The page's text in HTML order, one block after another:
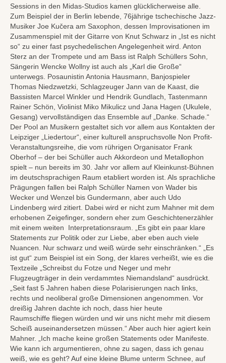
Sessions in den Midas-Studios kamen glücklicherweise alle.
Zum Beispiel der in Berlin lebende, 76jährige tschechische Jazz-
Musiker Joe Kučera am Saxophon, dessen Improvisationen im
Zusammenspiel mit der Gitarre von Knut Schwarz in „Ist es nicht
so“ zu einer fast psychedelischen Angelegenheit wird. Anton
Sterz an der Trompete und am Bass ist Ralph Schüllers Sohn,
Sängerin Wencke Wollny ist auch als „Karl die Große“
unterwegs. Posaunistin Antonia Hausmann, Banjospieler
Thomas Niedzwetzki, Schlagzeuger Jann van de Kaast, die
Bassisten Marcel Winkler und Hendrik Gundlach, Tastenmann
Rainer Schön, Violinist Miko Mikulicz und Jana Hagen (Ukulele,
Gesang) vervollständigen das Ensemble auf „Danke. Schade.“
Der Pool an Musikern gestaltet sich vor allem aus Kontakten der
Leipziger „Liedertour“, einer kulturell anspruchsvolle Non Profit-
Veranstaltungsreihe, die vom rührigen Organisator Frank
Oberhof – der bei Schüller auch Akkordeon und Metallophon
spielt – nun bereits im 30. Jahr vor allem auf Kleinkunst-Bühnen
im deutschsprachigen Raum etabliert worden ist. Als sprachliche
Prägungen fallen bei Ralph Schüller Namen von Wader bis
Wecker und Wenzel bis Gundermann, aber auch Udo
Lindenberg wird zitiert. Dabei wird er nicht zum Mahner mit dem
erhobenen Zeigefinger, sondern eher zum Geschichtenerzähler
mit einem weiten Interpretationsraum. „Es gibt ein paar klare
Statements zur Politik oder zur Liebe, aber eben auch viele
Nuancen. Nur schwarz und weiß würde sehr einschränken.“ „Es
ist gut“ zum Beispiel ist ein Song, der klares verheißt, wie es die
Textzeile „Schreibst du Fotze und Neger und mehr
Flugzeugträger in dein verdammtes Niemandsland“ ausdrückt.
„Seit fast 5 Jahren haben diese Polarisierungen nach links,
rechts und neoliberal große Dimensionen angenommen. Vor
dreißig Jahren dachte ich noch, dass hier heute
Raumschiffe fliegen würden und wir uns nicht mehr mit diesem
Scheiß auseinandersetzen müssen.“ Aber auch hier agiert kein
Mahner. „Ich mache keine großen Statements oder Manifeste.
Wie kann ich argumentieren, ohne zu sagen, dass ich genau
weiß, wie es geht? Auf eine kleine Blume unterm Schnee, auf